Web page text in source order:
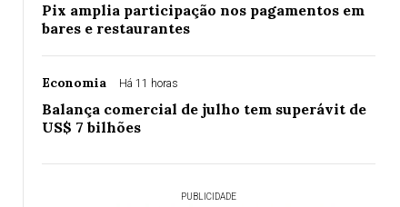
Pix amplia participação nos pagamentos em
bares e restaurantes
Economia Há 11 horas
Balança comercial de julho tem superávit de
US$ 7 bilhões
PUBLICIDADE